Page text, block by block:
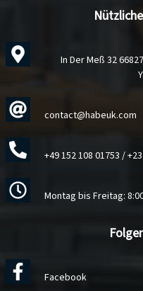
In Der Meß 32
contact@habeuk.com
+49 152 108 01753 /
Montag bis Freitag:
Facebook